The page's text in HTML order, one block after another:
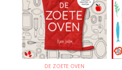
DE ZOETE OVEN